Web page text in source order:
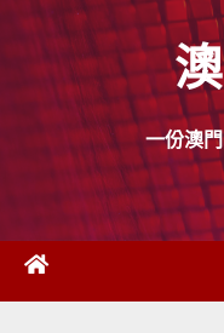
Skip
content
一份澳